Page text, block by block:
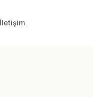
İletişim